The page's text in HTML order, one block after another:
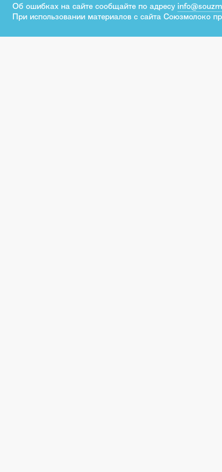
Об ошибках на сайте сообщайте по адресу
При использовании материалов с сайта Союзмолоко